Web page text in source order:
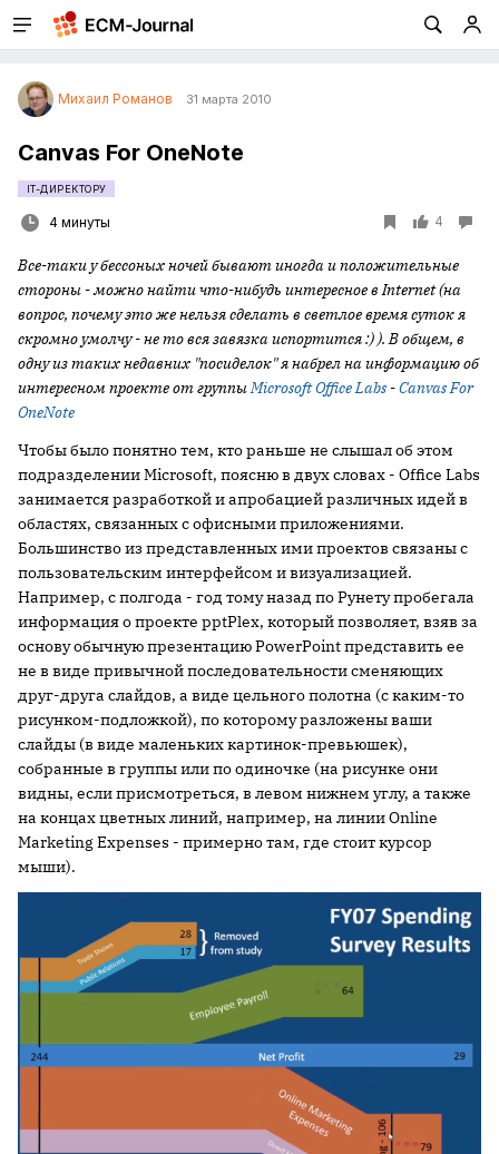
Михаил Романов 31 марта 2010
Canvas For OneNote
IT-ДИРЕКТОРУ
4 минуты 4
Все-таки у бессоных ночей бывают иногда и положительные
стороны - можно найти что-нибудь интересное в Internet (на
вопрос, почему это же нельзя сделать в светлое время суток я
скромно умолчу - не то вся завязка испортится :) ). В общем, в
одну из таких недавних "посиделок" я набрел на информацию об
интересном проекте от группыMicrosoft Office Labs -Canvas For
OneNote
Чтобы было понятно тем, кто раньше не слышал об этом
подразделении Microsoft, поясню в двух словах - Office Labs
занимается разработкой и апробацией различных идей в
областях, связанных с офисными приложениями.
Большинство из представленных ими проектов связаны с
пользовательским интерфейсом и визуализацией.
Например, с полгода - год тому назад по Рунету пробегала
информация о проекте pptPlex, который позволяет, взяв за
основу обычную презентацию PowerPoint представить ее
не в виде привычной последовательности сменяющих
друг-друга слайдов, а виде цельного полотна (с каким-то
рисунком-подложкой), по которому разложены ваши
слайды (в виде маленьких картинок-превьюшек),
собранные в группы или по одиночке (на рисунке они
видны, если присмотреться, в левом нижнем углу, а также
на концах цветных линий, например, на линии Online
Marketing Expenses - примерно там, где стоит курсор
мыши).